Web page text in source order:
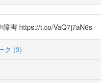
障害 https://t.co/VaQ7j7aN6s
ク (3)